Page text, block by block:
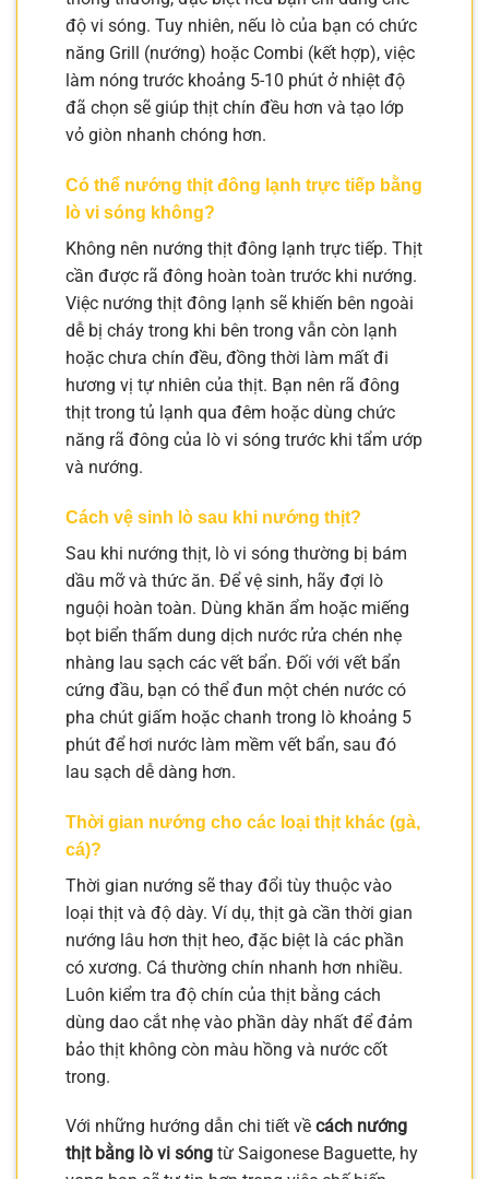
độ vi sóng. Tuy nhiên, nếu lò của bạn có chức
năng Grill (nướng) hoặc Combi (kết hợp), việc
làm nóng trước khoảng 5-10 phút ở nhiệt độ
đã chọn sẽ giúp thịt chín đều hơn và tạo lớp
vỏ giòn nhanh chóng hơn.
Có thể nướng thịt đông lạnh trực tiếp bằng
lò vi sóng không?
Không nên nướng thịt đông lạnh trực tiếp. Thịt
cần được rã đông hoàn toàn trước khi nướng.
Việc nướng thịt đông lạnh sẽ khiến bên ngoài
dễ bị cháy trong khi bên trong vẫn còn lạnh
hoặc chưa chín đều, đồng thời làm mất đi
hương vị tự nhiên của thịt. Bạn nên rã đông
thịt trong tủ lạnh qua đêm hoặc dùng chức
năng rã đông của lò vi sóng trước khi tẩm ướp
và nướng.
Cách vệ sinh lò sau khi nướng thịt?
Sau khi nướng thịt, lò vi sóng thường bị bám
dầu mỡ và thức ăn. Để vệ sinh, hãy đợi lò
nguội hoàn toàn. Dùng khăn ẩm hoặc miếng
bọt biển thấm dung dịch nước rửa chén nhẹ
nhàng lau sạch các vết bẩn. Đối với vết bẩn
cứng đầu, bạn có thể đun một chén nước có
pha chút giấm hoặc chanh trong lò khoảng 5
phút để hơi nước làm mềm vết bẩn, sau đó
lau sạch dễ dàng hơn.
Thời gian nướng cho các loại thịt khác (gà,
cá)?
Thời gian nướng sẽ thay đổi tùy thuộc vào
loại thịt và độ dày. Ví dụ, thịt gà cần thời gian
nướng lâu hơn thịt heo, đặc biệt là các phần
có xương. Cá thường chín nhanh hơn nhiều.
Luôn kiểm tra độ chín của thịt bằng cách
dùng dao cắt nhẹ vào phần dày nhất để đảm
bảo thịt không còn màu hồng và nước cốt
trong.
Với những hướng dẫn chi tiết về cách nướng
thịt bằng lò vi sóng từ Saigonese Baguette, hy